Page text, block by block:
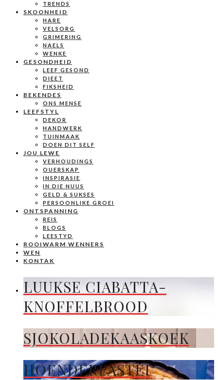
TRENDS
SKOONHEID
HARE
VELSORG
GRIMERING
NAELS
WENKE
GESONDHEID
LEEF GESOND
DIEET
FIKSHEID
BEKENDES
ONS MENSE
LEEFSTYL
DEKOR
HANDWERK
TUINMAAK
DOEN DIT SELF
JOU LEWE
VERHOUDINGS
OUERSKAP
INSPIRASIE
IN DIE NUUS
GELD & SUKSES
PERSOONLIKE GROEI
ONTSPANNING
REIS
BLOGS
LEESTYD
ROOIWARM WENNERS
WEN
KONTAK
LUUKSE CIABATTA-
KNOFFELBROOD
SJOKOLADEKAASKOEK
HOENDERPASTEI